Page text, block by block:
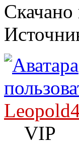
Скачано
VIP